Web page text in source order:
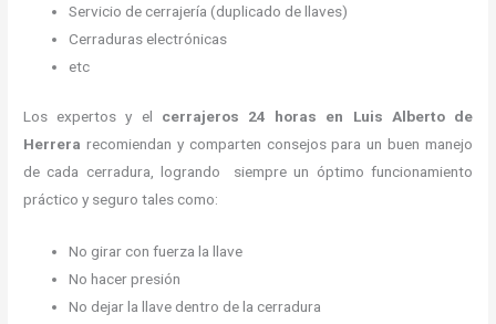
Servicio de cerrajería (duplicado de llaves)
Cerraduras electrónicas
etc
Los expertos y el cerrajeros 24 horas en Luis Alberto de
Herrera recomiendan y comparten consejos para un buen manejo
de cada cerradura, logrando siempre un óptimo funcionamiento
práctico y seguro tales como:
No girar con fuerza la llave
No hacer presión
No dejar la llave dentro de la cerradura